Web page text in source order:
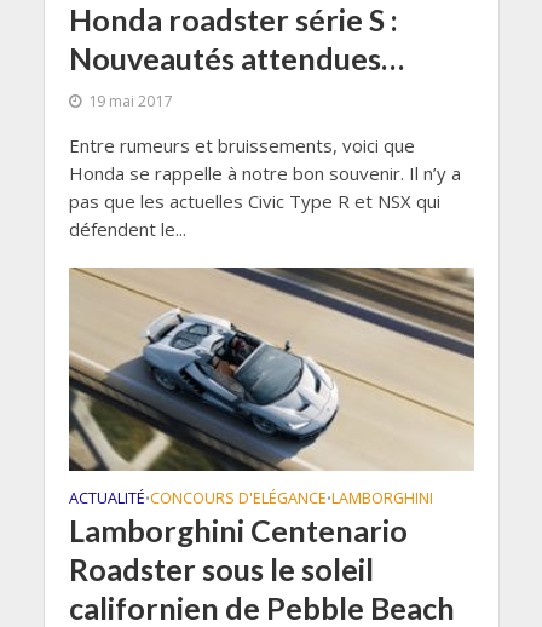
Honda roadster série S :
Nouveautés attendues…
19 mai 2017
Entre rumeurs et bruissements, voici que
Honda se rappelle à notre bon souvenir. Il n’y a
pas que les actuelles Civic Type R et NSX qui
défendent le...
ACTUALITÉ•CONCOURS D'ELÉGANCE•LAMBORGHINI
Lamborghini Centenario
Roadster sous le soleil
californien de Pebble Beach